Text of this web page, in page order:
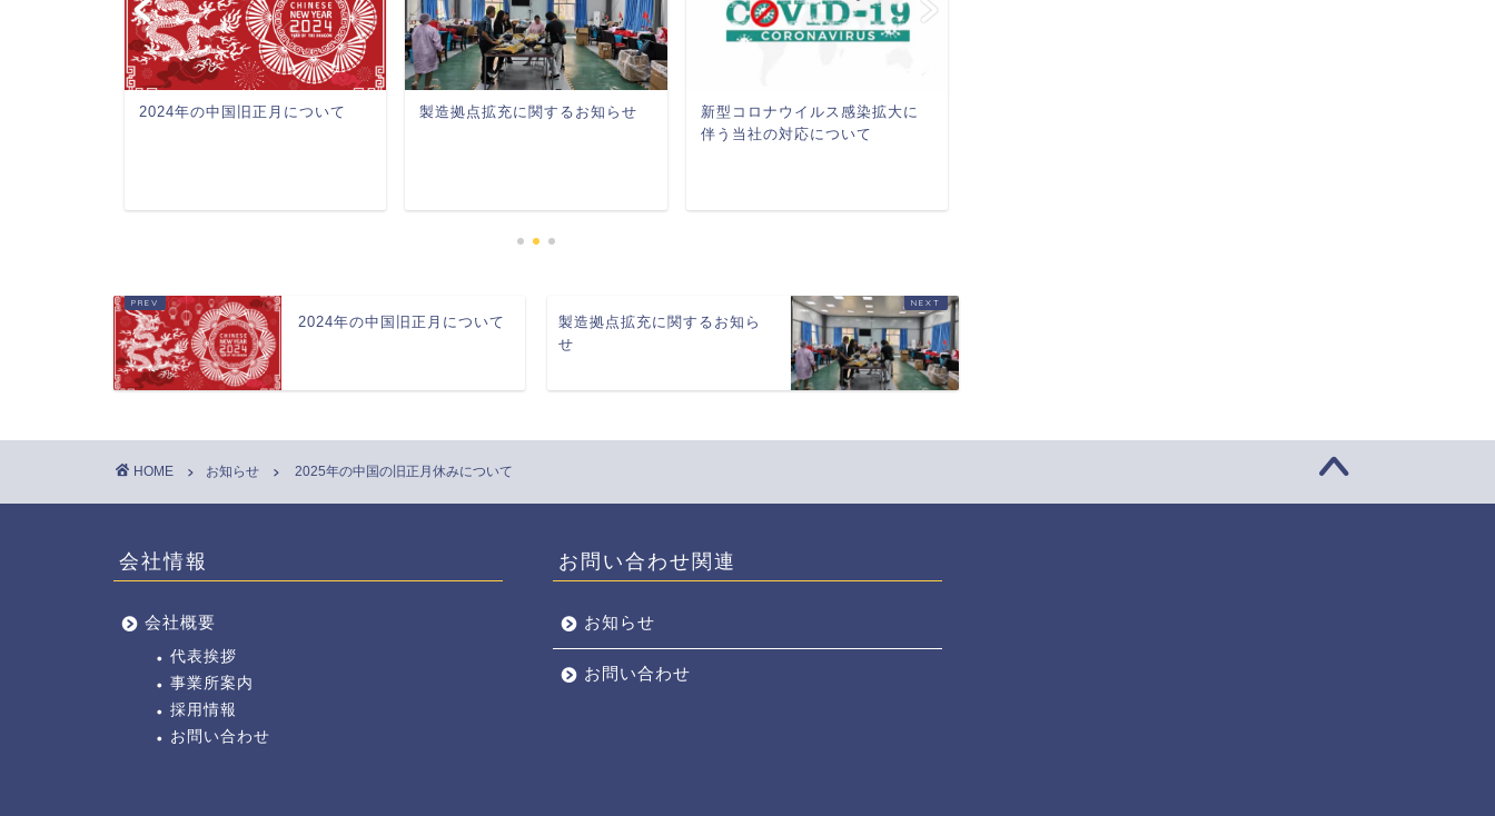
2024年の中国旧正月について 製造拠点拡充に関するお知らせ
新型コロナウイルス感染拡大に
伴う当社の対応について
2024年の中国旧正月について
製造拠点拡充に関するお知ら
せ
HOME お知らせ 2025年の中国の旧正月休みについて
会社情報
会社概要
代表挨拶
事業所案内
採用情報
お問い合わせ
お問い合わせ関連
お知らせ
お問い合わせ